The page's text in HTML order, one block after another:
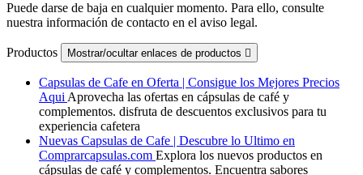
Puede darse de baja en cualquier momento. Para ello, consulte
nuestra información de contacto en el aviso legal.
Productos Mostrar/ocultar enlaces de productos 
Capsulas de Cafe en Oferta | Consigue los Mejores Precios
AquiAprovecha las ofertas en cápsulas de café y
complementos. disfruta de descuentos exclusivos para tu
experiencia cafetera
Nuevas Capsulas de Cafe | Descubre lo Ultimo en
Comprarcapsulas.com Explora los nuevos productos en
cápsulas de café y complementos. Encuentra sabores